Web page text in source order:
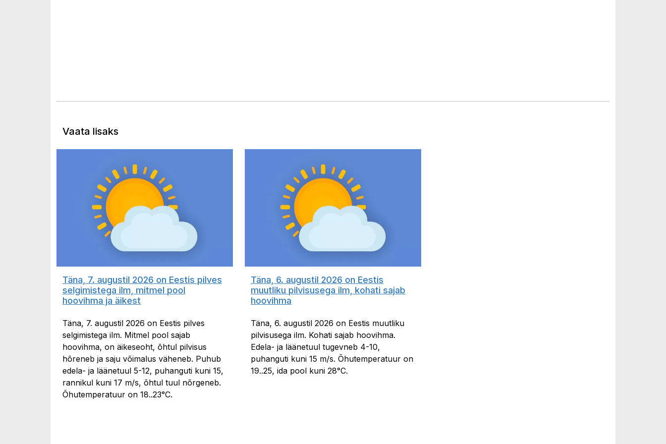
Vaata lisaks
Täna, 7. augustil 2026 on Eestis pilves
selgimistega ilm, mitmel pool
hoovihma ja äikest
Täna, 7. augustil 2026 on Eestis pilves
selgimistega ilm. Mitmel pool sajab
hoovihma, on äikeseoht, õhtul pilvisus
hõreneb ja saju võimalus väheneb. Puhub
edela- ja läänetuul 5-12, puhanguti kuni 15,
rannikul kuni 17 m/s, õhtul tuul nõrgeneb.
Õhutemperatuur on 18..23°C.
Täna, 6. augustil 2026 on Eestis
muutliku pilvisusega ilm, kohati sajab
hoovihma
Täna, 6. augustil 2026 on Eestis muutliku
pilvisusega ilm. Kohati sajab hoovihma.
Edela- ja läänetuul tugevneb 4-10,
puhanguti kuni 15 m/s. Õhutemperatuur on
19..25, ida pool kuni 28°C.